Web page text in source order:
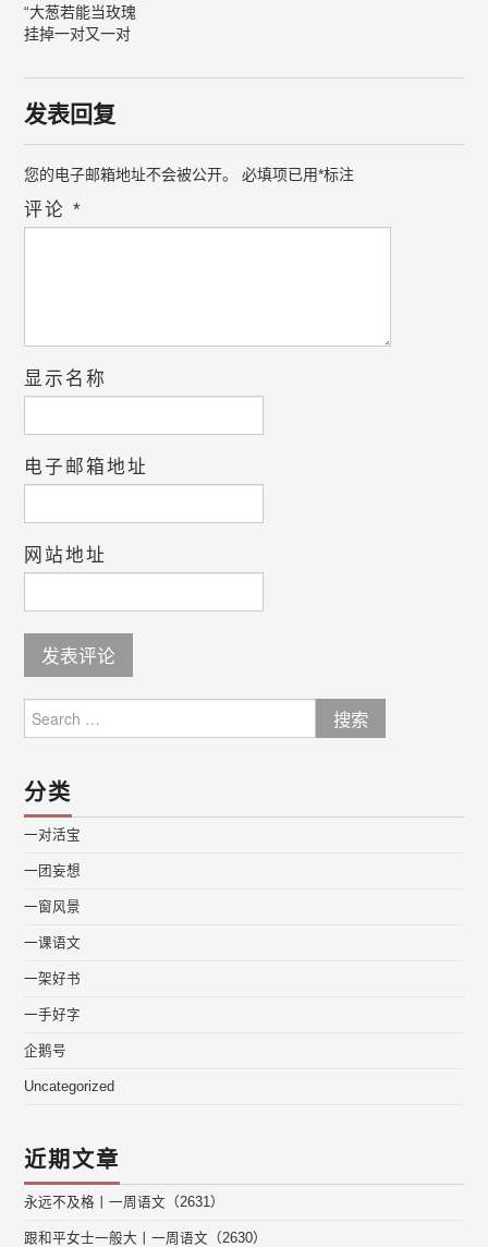
“大葱若能当玫瑰
挂掉一对又一对
发表回复
您的电子邮箱地址不会被公开。 必填项已用*标注
评论*
显示名称
电子邮箱地址
网站地址
for:
分类
一对活宝
一团妄想
一窗风景
一课语文
一架好书
一手好字
企鹅号
Uncategorized
近期文章
永远不及格丨一周语文（2631）
跟和平女士一般大丨一周语文（2630）